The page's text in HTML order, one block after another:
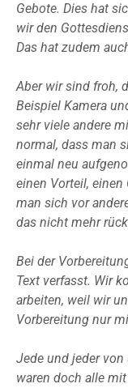
Gebote. Dies hat
wir den
Das hat zudem
Aber wir sind froh,
Beispiel Kamera
sehr viele andere
normal, dass man
einmal neu
einen Vorteil,
man sich vor
das nicht mehr
Bei der
Text verfasst. Wir
arbeiten, weil wir
Vorbereitung nur
Jede und jeder von
waren doch alle